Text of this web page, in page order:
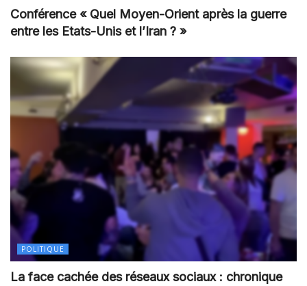
Conférence « Quel Moyen-Orient après la guerre
entre les Etats-Unis et l’Iran ? »
POLITIQUE
La face cachée des réseaux sociaux : chronique